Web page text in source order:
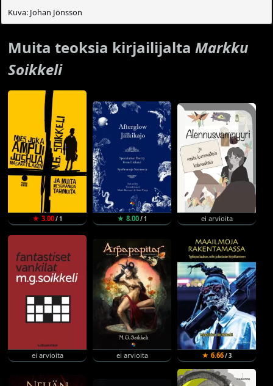
Kuva: Johan Jönsson
Muita teoksia kirjailijaltaMarkku
Soikkeli
★ 3.00/ 1 ★ 8.00/ 1 ei arvioita
ei arvioita ei arvioita ★ 6.66/ 3